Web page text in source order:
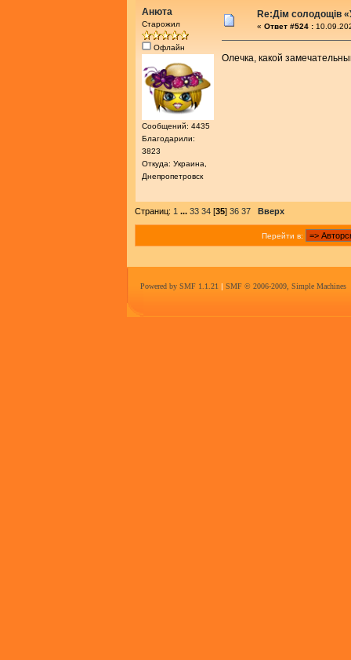
Анюта
Старожил
Офлайн
Сообщений: 4435
Благодарили:
3823
Откуда: Украина,
Днепропетровск
Re:Дім солодощів
« Ответ #524 :
Олечка, какой
Страниц: 1 ... 33 34 [35] 36 37 Вверх
Перейти в:
Powered by SMF 1.1.21 | SMF © 2006-2009, Simple Machines